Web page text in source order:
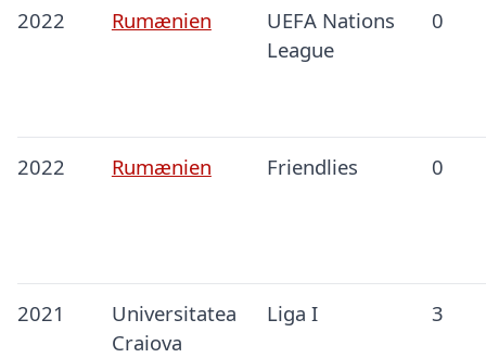
2022 Rumænien
UEFA Nations
League
0
2022 Rumænien Friendlies 0
2021
Universitatea
Craiova
Liga I 3